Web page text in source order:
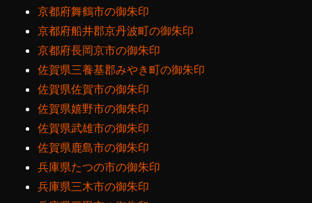
京都府舞鶴市の御朱印
京都府船井郡京丹波町の御朱印
京都府長岡京市の御朱印
佐賀県三養基郡みやき町の御朱印
佐賀県佐賀市の御朱印
佐賀県嬉野市の御朱印
佐賀県武雄市の御朱印
佐賀県鹿島市の御朱印
兵庫県たつの市の御朱印
兵庫県三木市の御朱印